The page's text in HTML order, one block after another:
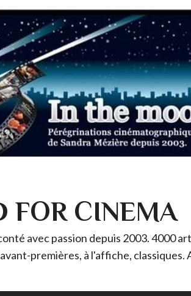
FOR CINEMA
avec passion depuis 2003. 4000
premières, à l'affiche,